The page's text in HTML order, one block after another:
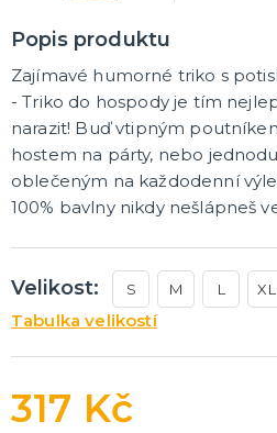
Popis produktu
Zajímavé humorné triko s
- Triko do hospody je tím
narazit! Buď vtipným
hostem na párty, nebo
oblečeným na každodenní
100% bavlny nikdy nešlápneš
Velikost: S M L XL
Tabulka velikostí
317 Kč